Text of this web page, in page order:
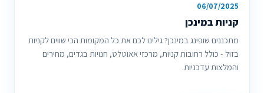
06/07/2025
קניות במינכן
מתכננים שופינג במינכן? גילינו לכם את כל המקומות הכי שווים לקניות
בזול - כולל רחובות קניות, מרכזי אאוטלט, חנויות בגדים, מחירים
והמלצות עדכניות.